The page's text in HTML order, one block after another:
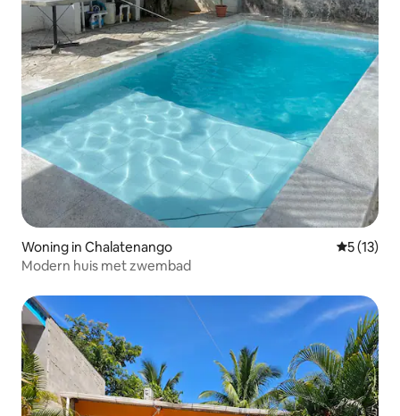
Woning in Chalatenango
5 (13)
Modern huis met zwembad